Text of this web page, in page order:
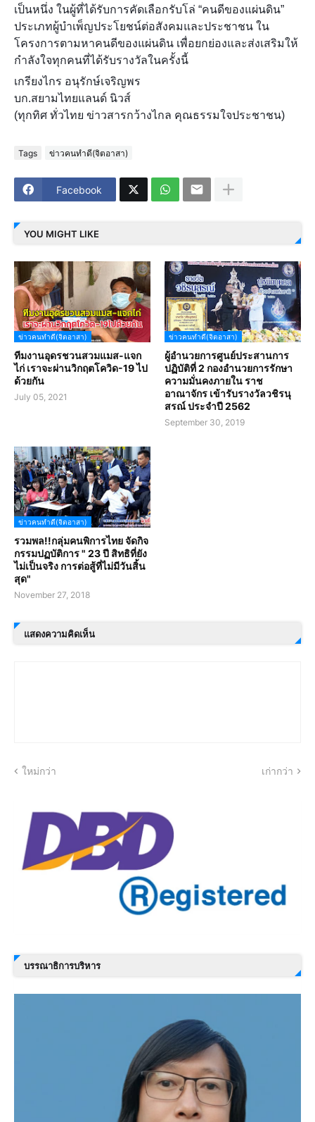
เป็นหนึ่ง ในผู้ที่ได้รับการคัดเลือกรับโล่ “คนดีของแผ่นดิน”
ประเภทผู้บำเพ็ญประโยชน์ต่อสังคมและประชาชน ใน
โครงการตามหาคนดีของแผ่นดิน เพื่อยกย่องและส่งเสริมให้
กำลังใจทุกคนที่ได้รับรางวัลในครั้งนี้
เกรียงไกร อนุรักษ์เจริญพร
บก.สยามไทยแลนด์ นิวส์
(ทุกทิศ ทั่วไทย ข่าวสารกว้างไกล คุณธรรมใจประชาชน)
Tags ข่าวคนทำดี(จิตอาสา)
Facebook
YOU MIGHT LIKE
ข่าวคนทำดี(จิตอาสา)
ทีมงานอุดรชวนสวมแมส-แจก
ไก่ เราจะผ่านวิกฤตโควิด-19 ไป
ด้วยกัน
July 05, 2021
ข่าวคนทำดี(จิตอาสา)
ผู้อำนวยการศูนย์ประสานการ
ปฏิบัติที่ 2 กองอำนวยการรักษา
ความมั่นคงภายใน ราช
อาณาจักร เข้ารับรางวัลวชิรนุ
สรณ์ ประจำปี 2562
September 30, 2019
ข่าวคนทำดี(จิตอาสา)
รวมพล!!กลุ่มคนพิการไทย จัดกิจ
กรรมปฏบัติการ " 23 ปี สิทธิที่ยัง
ไม่เป็นจริง การต่อสู้ที่ไม่มีวันสิ้น
สุด"
November 27, 2018
แสดงความคิดเห็น
ใหม่กว่า เก่ากว่า
บรรณาธิการบริหาร